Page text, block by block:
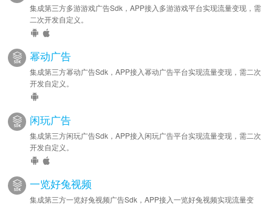
集成第三方多游游戏广告Sdk，APP接入多游游戏平台实现流量变现，需
二次开发自定义。
幂动广告
集成第三方幂动广告Sdk，APP接入幂动广告平台实现流量变现，需二次
开发自定义。
闲玩广告
集成第三方闲玩广告Sdk，APP接入闲玩广告平台实现流量变现，需二次
开发自定义。
一览好兔视频
集成第三方一览好兔视频广告Sdk，APP接入一览好兔视频实现流量变